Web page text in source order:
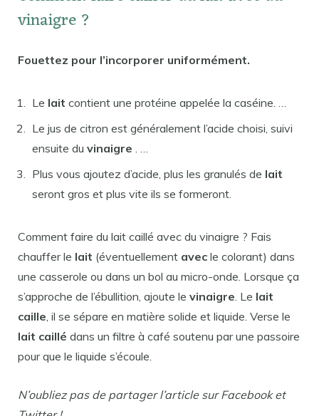
vinaigre ?
Fouettez pour l’incorporer uniformément.
Le lait contient une protéine appelée la caséine. …
Le jus de citron est généralement l’acide choisi, suivi
ensuite du vinaigre
Plus vous ajoutez d’acide, plus les granulés de lait
seront gros et plus vite ils se formeront.
Comment faire du lait caillé avec du vinaigre ? Fais
chauffer le lait (éventuellement avec le colorant) dans
une casserole ou dans un bol au micro-onde. Lorsque ça
s’approche de l’ébullition, ajoute le vinaigre . Le lait
caille , il se sépare en matière solide et liquide. Verse le
lait caillé dans un filtre à café soutenu par une passoire
pour que le liquide s’écoule.
N’oubliez pas de partager l’article sur Facebook et